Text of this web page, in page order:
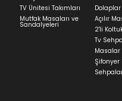
günüdür.
Panel ve Döşeme
süresi yaşadığınız
göre ortalama 30-45
Siparişlerim
Sıkça
TV Ünitesi Takımları
Mutfak Masaları ve
Sandalyeleri
Dolaplar
Açılır
2'li
Tv
Masalar
Şifonyer